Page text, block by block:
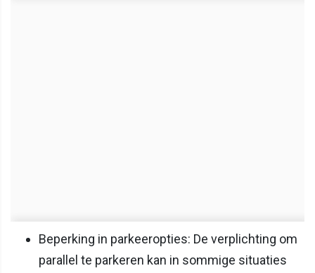
Beperking in parkeeropties: De verplichting om
parallel te parkeren kan in sommige situaties